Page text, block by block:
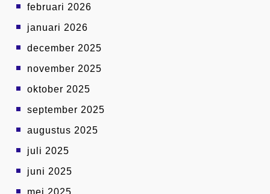
februari 2026
januari 2026
december 2025
november 2025
oktober 2025
september 2025
augustus 2025
juli 2025
juni 2025